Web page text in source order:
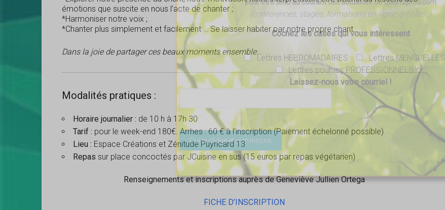
émotions que suscite en nous l’acte de chanter ;
*Harmoniser notre voix ;
*Chanter plus simplement et facilement … Se laisser habiter par notre propre chant…
Dans la joie de partager ces beaux moments ensemble…
Modalités pratiques :
Horaire journalier : de 10 h à 17h 30
Tarif : pour le week-end 180€. Arrhes : 60 € à l’inscription (Paiement échelonné possible)
Lieu : Espace Créations et Zénitude Puyricard 13
Repas sur place concoctés par JCuisine en sus (15 euros par repas végétarien)
Renseignements et inscriptions auprès de Geneviève Jullien Ortega
FICHE D’INSCRIPTION
pour être tenu au courant des actualités de Quartzprod.com
(conférences, stages, formations en ligne, articles..)
Cochez les cases qui vous intéressent
Lettres HEBDOMADAIRES
Lettres MENSUELLES
Lettres pour les PROFESSIONNELS
Laissez-nous votre courriel !
Veuillez laisser ce champ vide.